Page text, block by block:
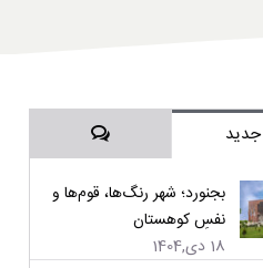
جدید دیدگاه‌ها
بجنورد؛ شهر رنگ‌ها، قوم‌ها و
نفسِ کوهستان
18 دی,1404